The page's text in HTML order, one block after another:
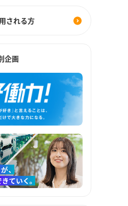
される方
企画